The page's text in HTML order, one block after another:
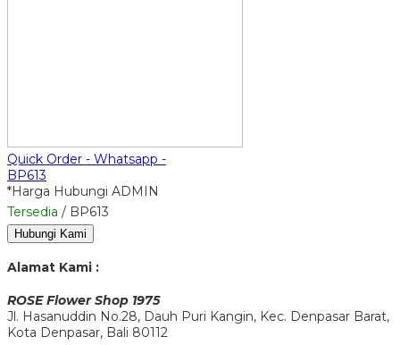
Quick Order - Whatsapp -
BP613
*Harga Hubungi ADMIN
Tersedia / BP613
Hubungi Kami
Alamat Kami :
ROSE Flower Shop 1975
Jl. Hasanuddin No.28, Dauh Puri Kangin, Kec. Denpasar Barat,
Kota Denpasar, Bali 80112